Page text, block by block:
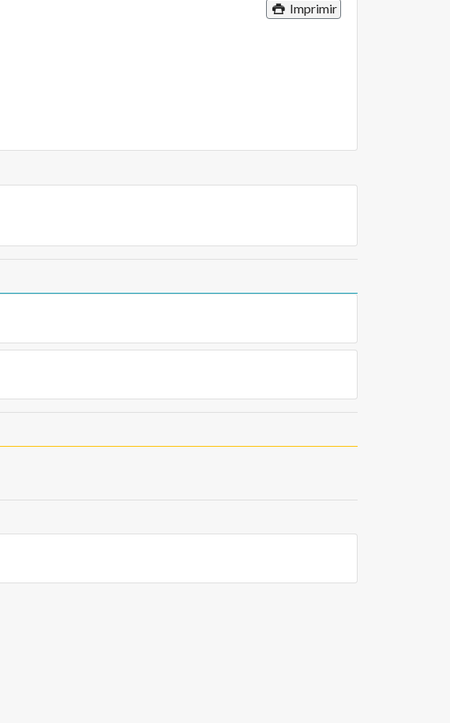
Imprimir